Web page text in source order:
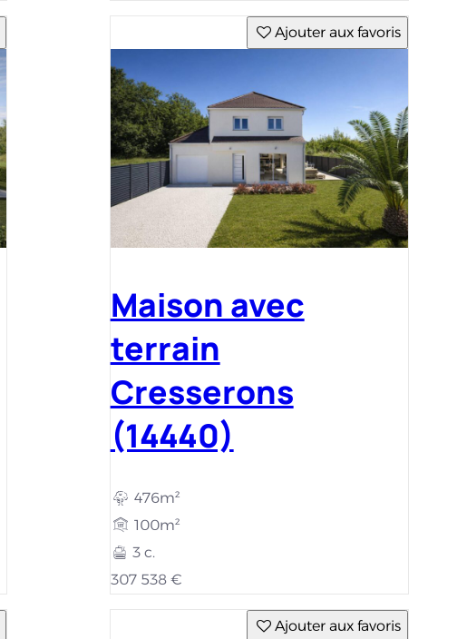
Ajouter aux favoris
Maison avec
terrain
Cresserons
(14440)
476m²
100m²
3 c.
307 538 €
Ajouter aux favoris